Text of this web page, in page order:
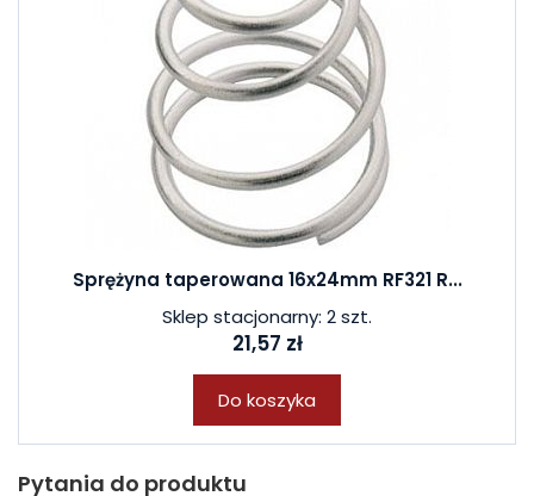
Sprężyna taperowana 16x24mm RF321 R...
Sklep stacjonarny: 2 szt.
21,57 zł
Do koszyka
Pytania do produktu